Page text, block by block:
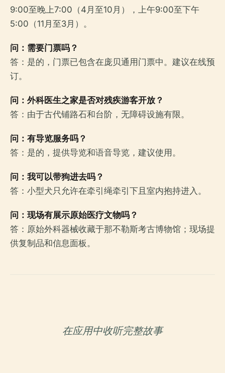
9:00至晚上7:00（4月至10月），上午9:00至下午
5:00（11月至3月）。
问：需要门票吗？
答：是的，门票已包含在庞贝通用门票中。建议在线预
订。
问：外科医生之家是否对残疾游客开放？
答：由于古代铺路石和台阶，无障碍设施有限。
问：有导览服务吗？
答：是的，提供导览和语音导览，建议使用。
问：我可以带狗进去吗？
答：小型犬只允许在牵引绳牵引下且室内抱持进入。
问：现场有展示原始医疗文物吗？
答：原始外科器械收藏于那不勒斯考古博物馆；现场提
供复制品和信息面板。
在应用中收听完整故事